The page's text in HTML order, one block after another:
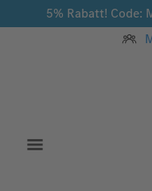
Zum Hauptinhalt springen
5% Rabatt! Code: